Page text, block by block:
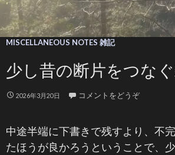
MISCELLANEOUS NOTES 雑記
少し昔の断片をつな
2026年3月20日 コメントをどうぞ
中途半端に下書きで残すより、不
たほうが良かろうということで、